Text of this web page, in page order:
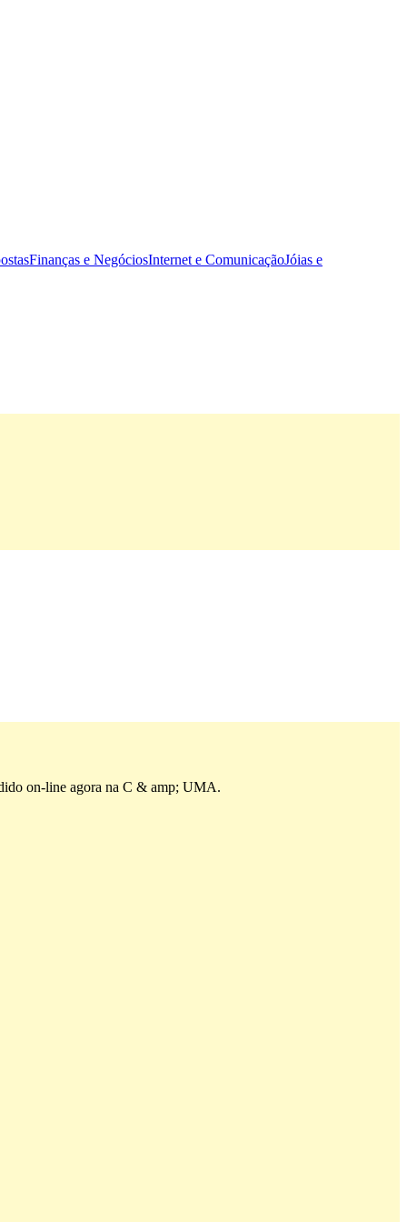
Finanças e NegóciosInternet e ComunicaçãoJóias e
on-line agora na C & amp; UMA.